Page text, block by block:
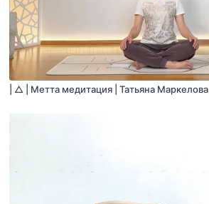
| △ | Метта медитация | Татьяна Маркелова